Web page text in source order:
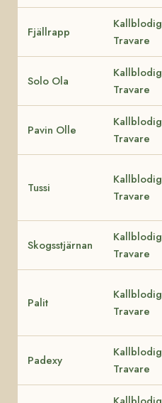
Fjällrapp
Kallblodig
Travare
Solo Ola
Kallblodig
Travare
Pavin Olle
Kallblodig
Travare
Tussi
Kallblodig
Travare
Skogsstjärnan
Kallblodig
Travare
Palit
Kallblodig
Travare
Padexy
Kallblodig
Travare